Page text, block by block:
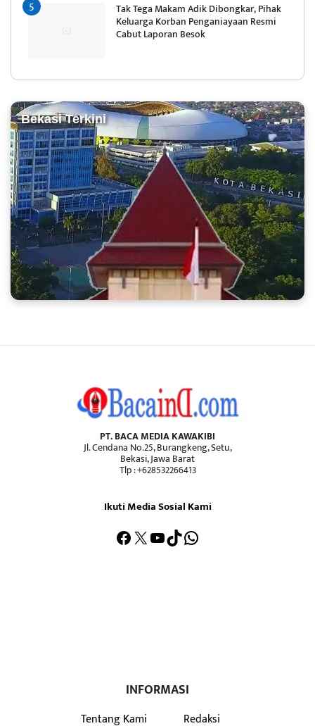
Tak Tega Makam Adik Dibongkar, Pihak
Keluarga Korban Penganiayaan Resmi
Cabut Laporan Besok
Bekasi Terkini
PT. BACA MEDIA KAWAKIBI
Jl. Cendana No.25, Burangkeng, Setu,
Bekasi, Jawa Barat
Tlp : +628532266413
Ikuti Media Sosial Kami
Facebook
X YouTube
TikTokWhatsApp
INFORMASI
Tentang Kami Redaksi